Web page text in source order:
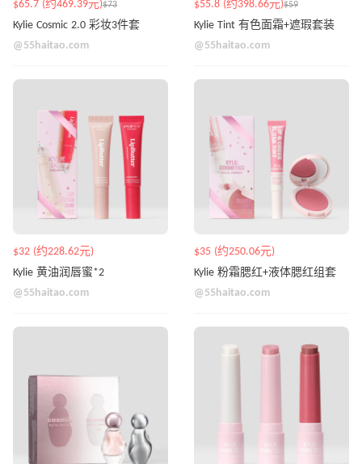
$65.7 (约469.39元)$73
Kylie Cosmic 2.0 彩妆3件套
@55haitao.com
$55.8 (约398.66元)$59
Kylie Tint 有色面霜+遮瑕套装
@55haitao.com
$32 (约228.62元)
Kylie 黄油润唇蜜*2
@55haitao.com
$35 (约250.06元)
Kylie 粉霜腮红+液体腮红组套
@55haitao.com